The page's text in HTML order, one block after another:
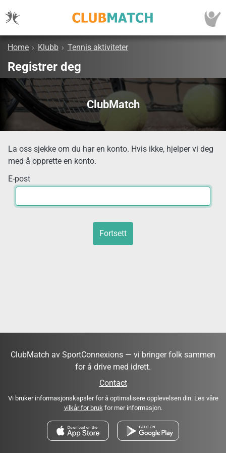
Home › Klubb › Tennis aktiviteter
Registrer deg
ClubMatch
La oss sjekke om du har en konto. Hvis ikke, hjelper vi deg
med å opprette en konto.
E-post
Fortsett
ClubMatch av SportConnexions — vi bringer folk sammen
for å drive med idrett.
Contact
Vi bruker informasjonskapsler for å optimalisere opplevelsen din. Les våre
vilkår for brukfor mer informasjon.